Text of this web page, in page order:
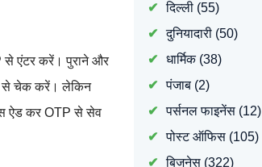
से एंटर करें। पुराने और
से चेक करें। लेकिन
ऐड कर OTP से सेव
दिल्ली(55)
दुनियादारी(50)
धार्मिक(38)
पंजाब(2)
पर्सनल फाइनेंस(12)
पोस्ट ऑफिस(105)
बिजनेस(322)